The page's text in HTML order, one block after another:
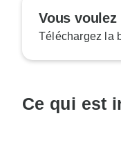
Vous
Téléchargez la
Ce qui est